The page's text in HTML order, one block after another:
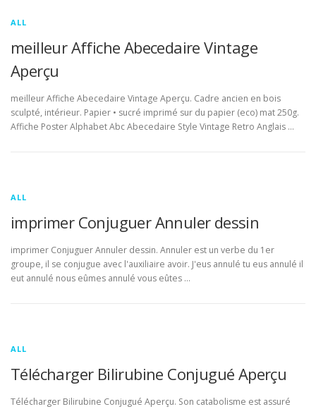
ALL
meilleur Affiche Abecedaire Vintage
Aperçu
meilleur Affiche Abecedaire Vintage Aperçu. Cadre ancien en bois
sculpté, intérieur. Papier • sucré imprimé sur du papier (eco) mat 250g.
Affiche Poster Alphabet Abc Abecedaire Style Vintage Retro Anglais …
ALL
imprimer Conjuguer Annuler dessin
imprimer Conjuguer Annuler dessin. Annuler est un verbe du 1er
groupe, il se conjugue avec l'auxiliaire avoir. J'eus annulé tu eus annulé il
eut annulé nous eûmes annulé vous eûtes …
ALL
Télécharger Bilirubine Conjugué Aperçu
Télécharger Bilirubine Conjugué Aperçu. Son catabolisme est assuré